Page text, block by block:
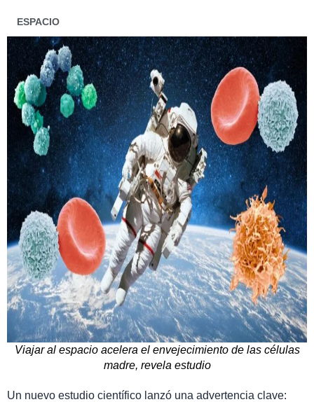
ESPACIO
Viajar al espacio acelera el envejecimiento de las células
madre, revela estudio
Un nuevo estudio científico lanzó una advertencia clave: